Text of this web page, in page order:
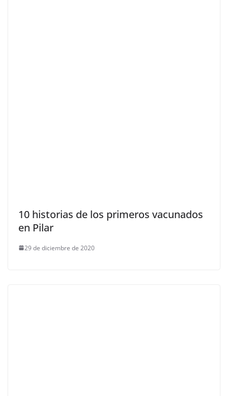
10 historias de los primeros vacunados
en Pilar
29 de diciembre de 2020